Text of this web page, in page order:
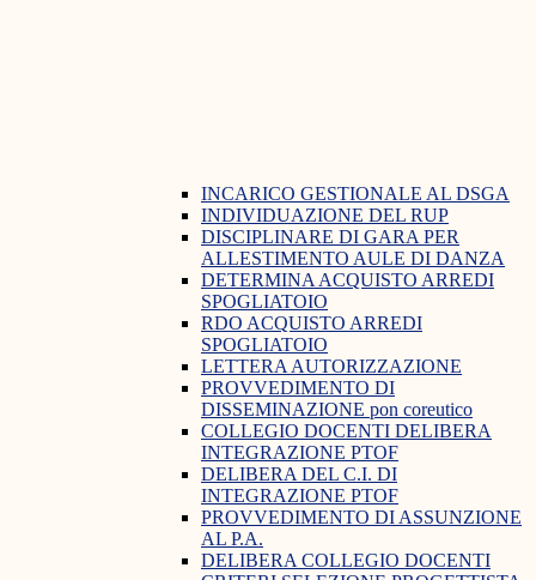
INCARICO GESTIONALE AL DSGA
INDIVIDUAZIONE DEL RUP
DISCIPLINARE DI GARA PER
ALLESTIMENTO AULE DI DANZA
DETERMINA ACQUISTO ARREDI
SPOGLIATOIO
RDO ACQUISTO ARREDI
SPOGLIATOIO
LETTERA AUTORIZZAZIONE
PROVVEDIMENTO DI
DISSEMINAZIONE pon coreutico
COLLEGIO DOCENTI DELIBERA
INTEGRAZIONE PTOF
DELIBERA DEL C.I. DI
INTEGRAZIONE PTOF
PROVVEDIMENTO DI ASSUNZIONE
AL P.A.
DELIBERA COLLEGIO DOCENTI